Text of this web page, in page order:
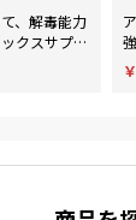
、解毒能力
クスサプリ